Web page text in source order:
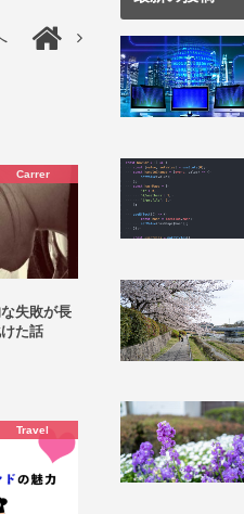
Carrer
な失敗が長
た話
Travel